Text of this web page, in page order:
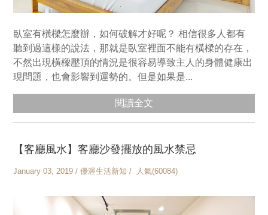
臥室有橫樑怎麼辦，如何破解才好呢？ 相信很多人都有
聽到過這樣的說法，那就是臥室裡面不能有橫樑的存在，
不然出現橫樑壓頂的情況是很容易導致主人的身體健康出
現問題，也會影響到運勢的。但是如果是...
閱讀全文
【客廳風水】客廳沙發擺放的風水禁忌
January 03, 2019 / 優渥生活新知 / 人氣(60084)